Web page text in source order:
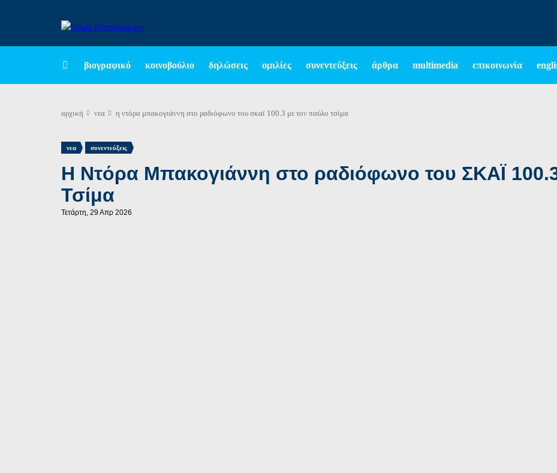
βιογραφικό κοινοβούλιο δηλώσεις ομιλίες συνεντεύξεις άρθρα multimedia επικοινωνία
αρχική νεα η ντόρα μπακογιάννη στο ραδιόφωνο του σκαϊ 100.3 με τον παύλο τσίμα
νεα , συνεντεύξεις
Η Ντόρα Μπακογιάννη στο ραδιόφωνο του ΣΚΑΪ
Τσίμα
Τετάρτη, 29 Απρ 2026